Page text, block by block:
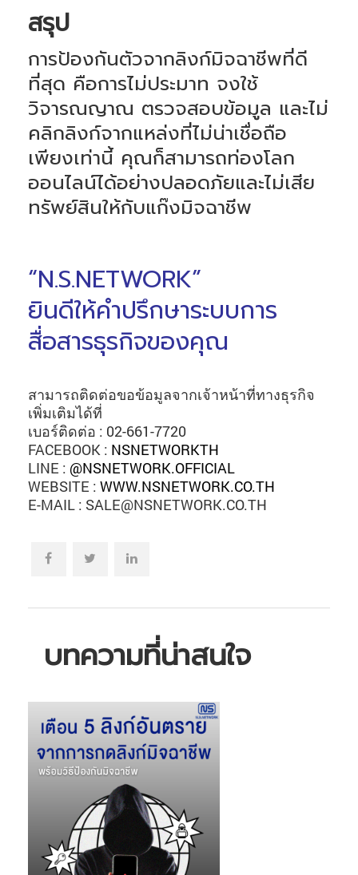
สรุป
การป้องกันตัวจากลิงก์มิจฉาชีพที่ดี
ที่สุด คือการไม่ประมาท จงใช้
วิจารณญาณ ตรวจสอบข้อมูล และไม่
คลิกลิงก์จากแหล่งที่ไม่น่าเชื่อถือ
เพียงเท่านี้ คุณก็สามารถท่องโลก
ออนไลน์ได้อย่างปลอดภัยและไม่เสีย
ทรัพย์สินให้กับแก๊งมิจฉาชีพ
“N.S.NETWORK”
ยินดีให้คำปรึกษาระบบการ
สื่อสารธุรกิจของคุณ
สามารถติดต่อขอข้อมูลจากเจ้าหน้าที่ทางธุรกิจ
เพิ่มเติมได้ที่
เบอร์ติดต่อ : 02-661-7720
FACEBOOK : NSNETWORKTH
LINE : @NSNETWORK.OFFICIAL
WEBSITE : WWW.NSNETWORK.CO.TH
E-MAIL : SALE@NSNETWORK.CO.TH
บทความที่น่าสนใจ